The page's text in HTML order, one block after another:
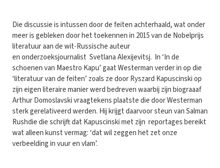
Die discussie is intussen door de feiten achterhaald, wat onder
meer is gebleken door het toekennen in 2015 van de Nobelprijs
literatuur aan de wit-Russische auteur
en onderzoeksjournalist Svetlana Alexijevitsj. In ‘In de
schoenen van Maestro Kapu’ gaat Westerman verder in op die
‘literatuur van de feiten’ zoals ze door Ryszard Kapuscinski op
zijn eigen literaire manier werd bedreven waarbij zijn biograaaf
Arthur Domoslavski vraagtekens plaatste die door Westerman
sterk gerelativeerd werden. Hij krijgt daarvoor steun van Salman
Rushdie die schrijft dat Kapuscinski met zijn reportages bereikt
wat alleen kunst vermag: ‘dat wil zeggen het zet onze
verbeelding in vuur en vlam’.